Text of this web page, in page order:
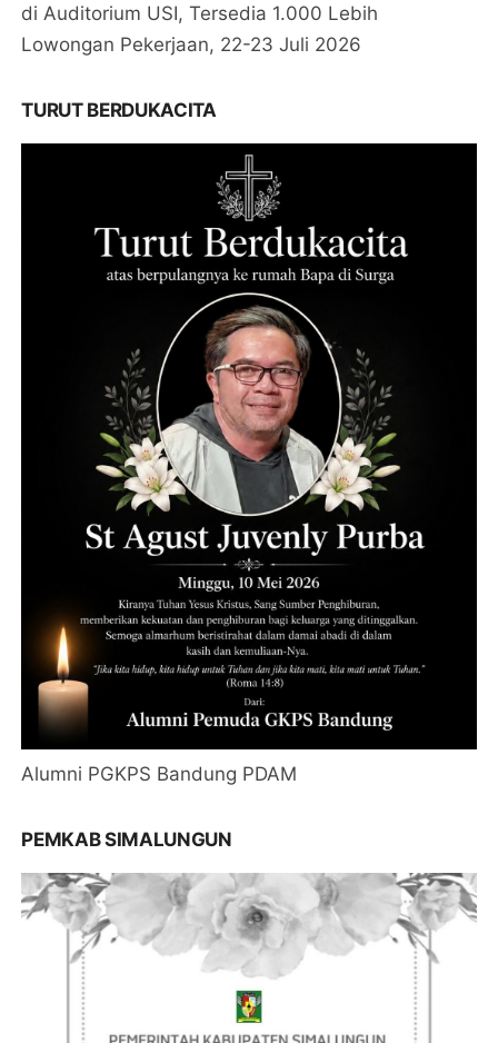
di Auditorium USI, Tersedia 1.000 Lebih
Lowongan Pekerjaan, 22-23 Juli 2026
TURUT BERDUKACITA
Alumni PGKPS Bandung PDAM
PEMKAB SIMALUNGUN